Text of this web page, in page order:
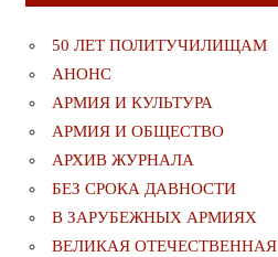
50 ЛЕТ ПОЛИТУЧИЛИЩАМ
АНОНС
АРМИЯ И КУЛЬТУРА
АРМИЯ И ОБЩЕСТВО
АРХИВ ЖУРНАЛА
БЕЗ СРОКА ДАВНОСТИ
В ЗАРУБЕЖНЫХ АРМИЯХ
ВЕЛИКАЯ ОТЕЧЕСТВЕННАЯ